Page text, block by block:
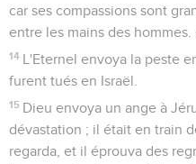
car ses compassions sont
entre les mains des hommes.
14 L'Eternel envoya la peste
furent tués en Israël.
15 Dieu envoya un ange à
dévastation ; il était en train
regarda, et il éprouva des